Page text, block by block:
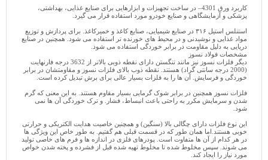
کاربرد ورق 4301– در ساخت تجهیزات و ابزارهایی برای صنایع غذایی، بهداشتی،
پزشکی و آزمایشگاهی و صنایع خودرو مورد استفاده قرار می گیرد.
استنلس استیل ۳۱۶ در صنایع شیمیایی، صنایع کاغذ و خمیرکاغذ. برای پردازش و توزیع
مواد غذایی و نوشیدنی و در محیط های خورنده تر استفاده می شود. همچنین در صنایع
دریایی به دلیل مقاومت در برابر خوردگی استفاده می شود.
مشخصات فولاد نسوز
دیگر فلزات نسوز نیز مانند تنگستن دارای نقطه ذوبی بالاتر از 3632 درجه فارنهایت
(2000 درجه سانتی ‌گراد) هستند. نقطه ذوب بالای فلزات نسوز و مقاومتشان در برابر
خوردگی و فرسایش. آن ‌ها را به فلزات بسیار عالی برای برش تبدیل کرده است.
فلزات نسوز همچنین در برابر شوک گرمایی بسیار مقاوم هستند. به این معنی که گرم
شدن و سرمایش مکرر به‌ راحتی باعث انبساط، فشار. و ترک‌ خوردگی آن‌ ها نمی
‌شود.
این نوع فلزات دارای چگالی بالا (سنگین) و همچنین خاصیت هدایت الکتریکی و حرارتی
خوبی هستند.اما همان ‌طور که در قسمت قبلی هم گفتیم. به‌ طور خاص این ویژگی‌ ها
در هر کدام از آن ‌ها متفاوت است. پودرهای فلزی در اندازه‌ ها و فرم ‌های خاصی تولید
می ‌شوند. سپس مخلوط ‌شده تا مخلوط تهیه شده قبل از فشرده و پخته شدن خواص
مورد نیاز را ایجاد کند.